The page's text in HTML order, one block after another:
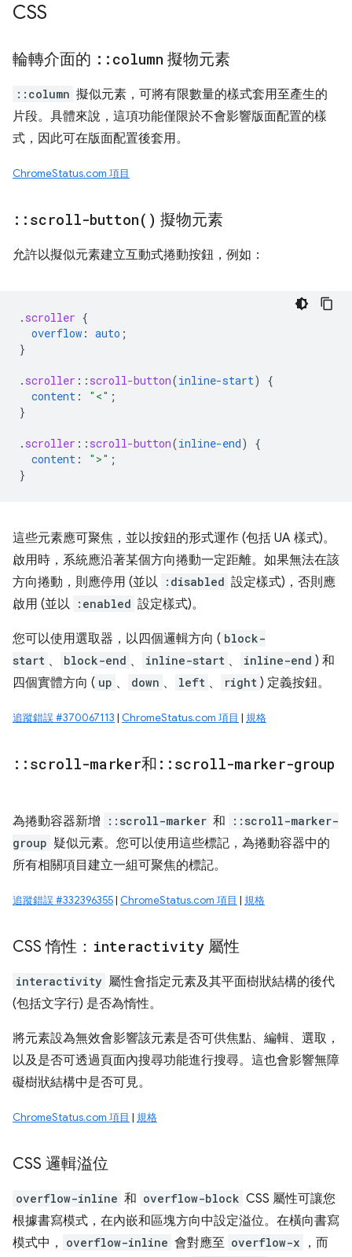
CSS
輪轉介面的 :: column 擬物元素
::column 擬似元素，可將有限數量的樣式套用至產生的
片段。具體來說，這項功能僅限於不會影響版面配置的樣
式，因此可在版面配置後套用。
ChromeStatus.com 項目
:: scroll-button( ) 擬物元素
允許以擬似元素建立互動式捲動按鈕，例如：
. scroller {
overflow : auto ;
}
. scroller :: scroll-button(inline-start)
{
content : "<" ;
}
. scroller :: scroll-button(inline-end)
{
content : ">" ;
}
這些元素應可聚焦，並以按鈕的形式運作 (包括 UA 樣式)。
啟用時，系統應沿著某個方向捲動一定距離。如果無法在該
方向捲動，則應停用 (並以 :disabled 設定樣式)，否則應
啟用 (並以 :enabled 設定樣式)。
您可以使用選取器，以四個邏輯方向 ( block-
start 、 block-end 、 inline-start 、 inline-end ) 和
四個實體方向 ( up 、 down 、 left 、 right ) 定義按鈕。
追蹤錯誤 #370067113 | ChromeStatus.com 項目 | 規格
:: scroll-marker和 :: scroll-marker-group
為捲動容器新增 ::scroll-marker 和
::scroll-marker-
group 疑似元素。您可以使用這些標記，為捲動容器中的
所有相關項目建立一組可聚焦的標記。
追蹤錯誤 #332396355| ChromeStatus.com 項目 | 規格
CSS 惰性： interactivity 屬性
interactivity 屬性會指定元素及其平面樹狀結構的後代
(包括文字行) 是否為惰性。
將元素設為無效會影響該元素是否可供焦點、編輯、選取，
以及是否可透過頁面內搜尋功能進行搜尋。這也會影響無障
礙樹狀結構中是否可見。
ChromeStatus.com 項目 | 規格
CSS 邏輯溢位
overflow-inline 和 overflow-block CSS 屬性可讓您
根據書寫模式，在內嵌和區塊方向中設定溢位。在橫向書寫
模式中，
overflow-inline 會對應至 overflow-x ，而